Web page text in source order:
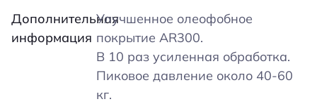
Дополнительная
информация
Улучшенное олеофобное
покрытие AR300.
В 10 раз усиленная обработка.
Пиковое давление около 40-60
кг.